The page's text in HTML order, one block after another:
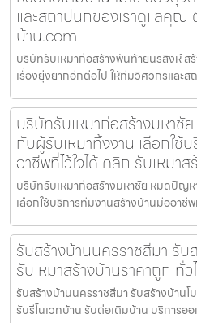
และสถาปนิกของเราดูแลคุณ
บ้าน.com
บริษัทรับเหมาก่อสร้างพันท้ายนรสิงห์ ส
เรื่องยุ่งยากอีกต่อไป ให้ทีมวิศวกรและส
บริษัทรับเหมาก่อสร้างมหา
กับผู้รับเหมาทิ้งงาน เลือกใช้
อาชีพที่ไว้ใจได้ คลิก รับเหมา
บริษัทรับเหมาก่อสร้างมหาชัย หมดปัญ
เลือกใช้บริการทีมงานสร้างบ้านมืออาชีพ
รับสร้างบ้านนครราชสีมา รั
รับเหมาสร้างบ้านราคาถูก ทั่ว
รับสร้างบ้านนครราชสีมา รับสร้างบ้านโ
รับรีโนเวทบ้าน รับต่อเติมบ้าน บริการอ